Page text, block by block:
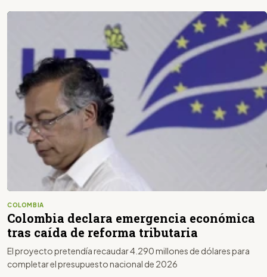
COLOMBIA
Colombia declara emergencia económica
tras caída de reforma tributaria
El proyecto pretendía recaudar 4.290 millones de dólares para
completar el presupuesto nacional de 2026